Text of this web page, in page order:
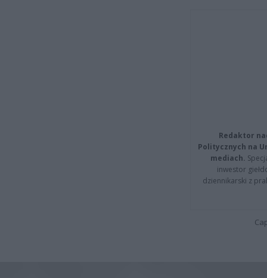
Redaktor
Politycznych na
mediach.
inwestor
dziennikarski z